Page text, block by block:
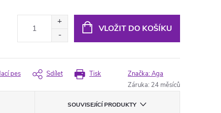
VLOŽIT DO KOŠÍKU
Tisk
pes Sdílet Značka:Aga
Záruka: 24 měsíců
SOUVISEJÍCÍ PRODUKTY